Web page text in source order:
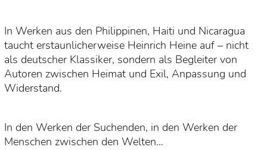
In Werken aus den Philippinen, Haiti und Nicaragua
taucht erstaunlicherweise Heinrich Heine auf – nicht
als deutscher Klassiker, sondern als Begleiter von
Autoren zwischen Heimat und Exil, Anpassung und
Widerstand.
In den Werken der Suchenden, in den Werken der
Menschen zwischen den Welten…